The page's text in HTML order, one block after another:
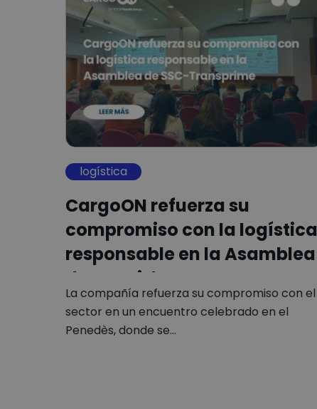
logística
CargoON refuerza su
compromiso con la logística
responsable en la Asamblea
de Spanish…
La compañía refuerza su compromiso con el
sector en un encuentro celebrado en el
Penedès, donde se…